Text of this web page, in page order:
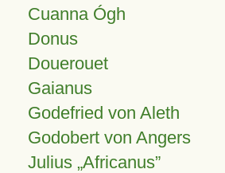
Cuanna Ógh
Donus
Douerouet
Gaianus
Godefried von Aleth
Godobert von Angers
Julius Africanus